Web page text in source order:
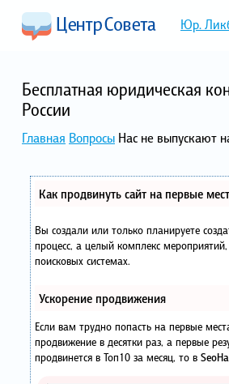
Юр.
Бесплатная юридическая
России
Главная Вопросы Нас не выпускают
Как продвинуть сайт на первые
Вы создали или только планируете
процесс, а целый комплекс
поисковых системах.
Ускорение продвижения
Если вам трудно попасть на первые
продвижение в десятки раз, а первые
продвинется в Топ10 за месяц, то в